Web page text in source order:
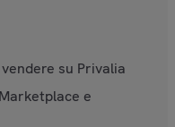
su Privalia
e